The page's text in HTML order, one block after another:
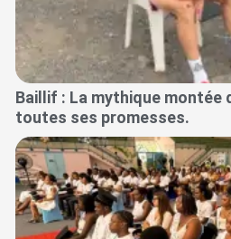
Baillif : La mythique montée
toutes ses promesses.